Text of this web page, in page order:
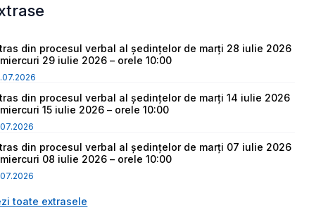
din procesul verbal al ședințelor de marți 28 iulie 2026
29 iulie 2026 – orele 10:00
din procesul verbal al ședințelor de marți 14 iulie 2026
15 iulie 2026 – orele 10:00
din procesul verbal al ședințelor de marți 07 iulie 2026
08 iulie 2026 – orele 10:00
toate extrasele